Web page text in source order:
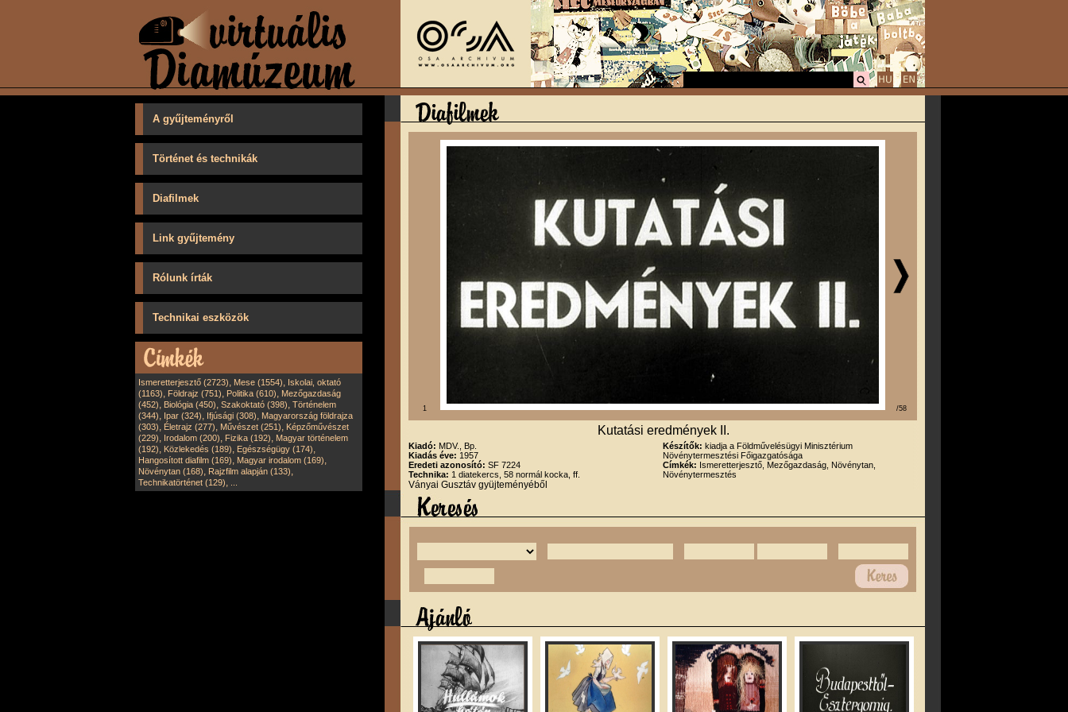
A gyűjteményről
Történet és technikák
Diafilmek
Link gyűjtemény
Rólunk írták
Technikai eszközök
Ismeretterjesztő (2723), Mese (1554), Iskolai, oktató
(1163), Földrajz (751), Politika (610), Mezőgazdaság
(452), Biológia (450), Szakoktató (398), Történelem
(344), Ipar (324), Ifjúsági (308), Magyarország földrajza
(303), Életrajz (277), Művészet (251), Képzőművészet
(229), Irodalom (200), Fizika (192), Magyar történelem
(192), Közlekedés (189), Egészségügy (174),
Hangosított diafilm (169), Magyar irodalom (169),
Növénytan (168), Rajzfilm alapján (133),
Technikatörténet (129),
1 /58
Kutatási eredmények II.
Kiadó: MDV., Bp.
Kiadás éve: 1957
Eredeti azonosító: SF 7224
Technika: 1 diatekercs, 58 normál kocka, ff.
Készítők: kiadja a Földművelésügyi Minisztérium
Növénytermesztési Főigazgatósága
Címkék: Ismeretterjesztő, Mezőgazdaság, Növénytan,
Növénytermesztés
Ványai Gusztáv gyüjteményéből